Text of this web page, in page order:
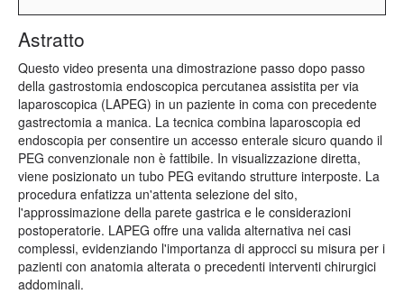
Astratto
Questo video presenta una dimostrazione passo dopo passo
della gastrostomia endoscopica percutanea assistita per via
laparoscopica (LAPEG) in un paziente in coma con precedente
gastrectomia a manica. La tecnica combina laparoscopia ed
endoscopia per consentire un accesso enterale sicuro quando il
PEG convenzionale non è fattibile. In visualizzazione diretta,
viene posizionato un tubo PEG evitando strutture interposte. La
procedura enfatizza un'attenta selezione del sito,
l'approssimazione della parete gastrica e le considerazioni
postoperatorie. LAPEG offre una valida alternativa nei casi
complessi, evidenziando l'importanza di approcci su misura per i
pazienti con anatomia alterata o precedenti interventi chirurgici
addominali.